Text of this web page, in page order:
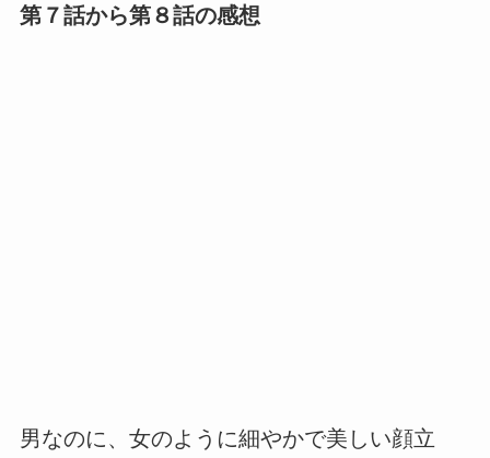
第７話から第８話の感想
男なのに、女のように細やかで美しい顔立